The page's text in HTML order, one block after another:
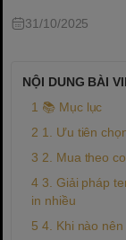
31/10/2025
NỘI DUNG BÀI
📚 Mục lục
1. Ưu tiên
2. Mua theo
3. Giải pháp
in nhiều
4. Khi nào